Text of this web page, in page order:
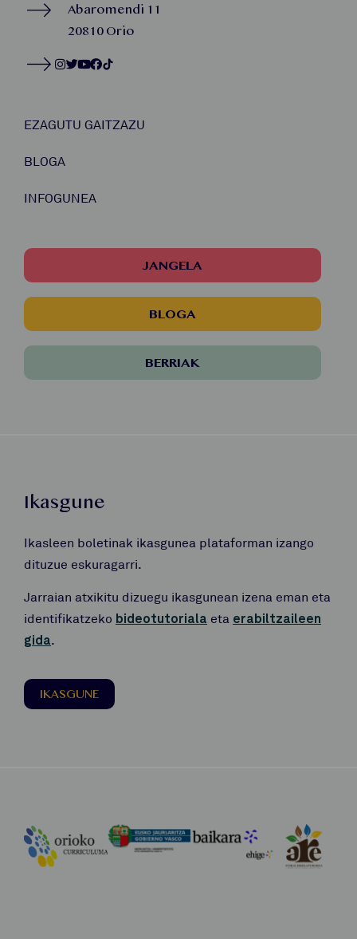
Abaromendi 11
20810 Orio
EZAGUTU GAITZAZU
BLOGA
INFOGUNEA
JANGELA
BLOGA
BERRIAK
Ikasgune
Ikasleen boletinak ikasgunea plataforman izango
dituzue eskuragarri.
Jarraian atxikitu dizuegu ikasgunean izena eman eta
identifikatzeko bideotutoriala eta erabiltzaileen
gida.
IKASGUNE